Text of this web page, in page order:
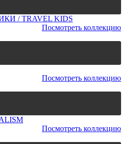
/ TRAVEL KIDS
Посмотреть коллекцию
Посмотреть коллекцию
Посмотреть коллекцию